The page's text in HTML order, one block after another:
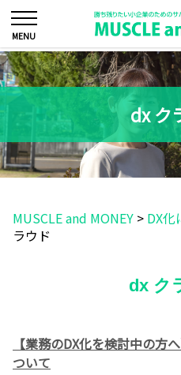
dx ク
MUSCLE and MONEY > DX化
ラウド
dx ク
【業務のDX化を検討中の方
ついて